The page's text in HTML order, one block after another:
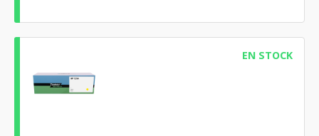
EN STOCK